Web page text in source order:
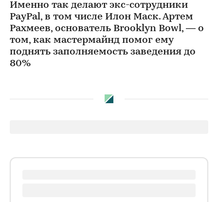
Именно так делают экс-сотрудники
PayPal, в том числе Илон Маск. Артем
Рахмеев, основатель Brooklyn Bowl, — о
том, как мастермайнд помог ему
поднять заполняемость заведения до
80%